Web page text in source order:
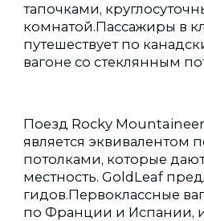
тапочками,
комнатой.Пассажиры в
путешествует по
вагоне со стеклянным
Поезд Rocky Mountaineer
является эквивалентом
потолками, которые
местность. GoldLeaf
гидов.Первоклассные
по Франции и Испании,